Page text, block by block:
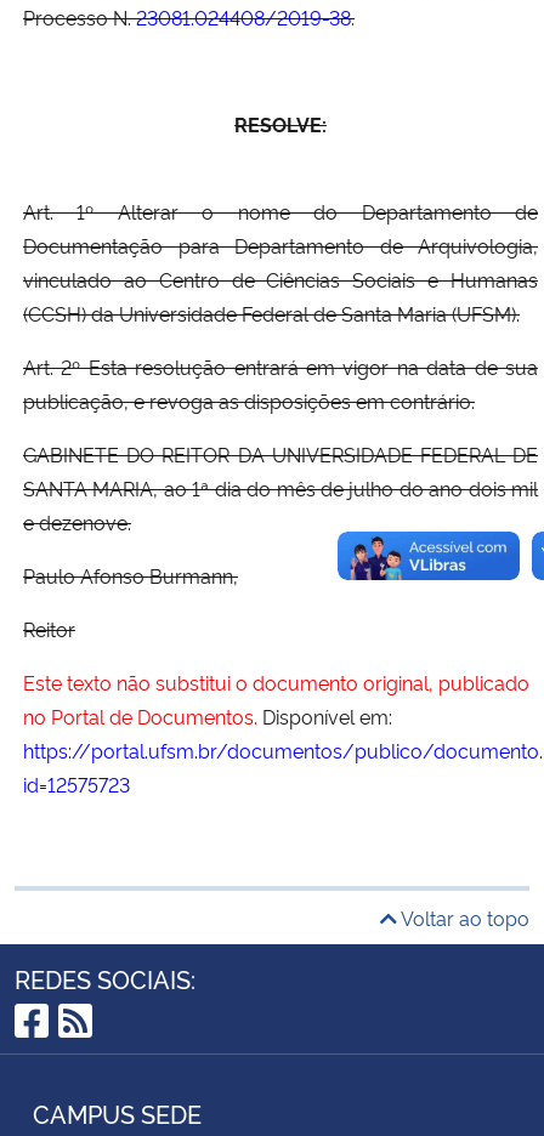
Advocacia-Geral da União
Banco Central do Brasil
Planalto
Processo N.23081.024408/2019-38.
RESOLVE:
Art. 1º Alterar o nome do Departamento de
Documentação para Departamento de Arquivologia,
vinculado ao Centro de Ciências Sociais e Humanas
(CCSH) da Universidade Federal de Santa Maria (UFSM).
Art. 2º Esta resolução entrará em vigor na data de sua
publicação, e revoga as disposições em contrário.
GABINETE DO REITOR DA UNIVERSIDADE FEDERAL DE
SANTA MARIA, ao 1ª dia do mês de julho do ano dois mil
e dezenove.
Paulo Afonso Burmann,
Reitor
Este texto não substitui o documento original, publicado
no Portal de Documentos. Disponível em:
https://portal.ufsm.br/documentos/publico/
id=12575723
Voltar ao topo
REDES SOCIAIS:
Facebook
RSS
CAMPUS SEDE